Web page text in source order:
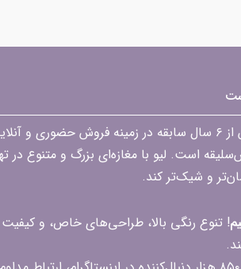
فروشگاه لیو با بیش از ۶ سال سابقه در زمینه
است. لیو با مغازه‌ای بزرگ و متنوع
و شیک‌تر کند.
! تنوع رنگی بالا، طراحی‌های خاص، و